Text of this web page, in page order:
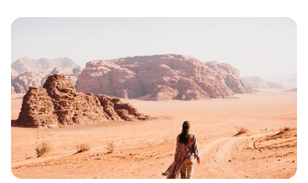
средства, одежду, украшения, предметы интерьера
где их купить.